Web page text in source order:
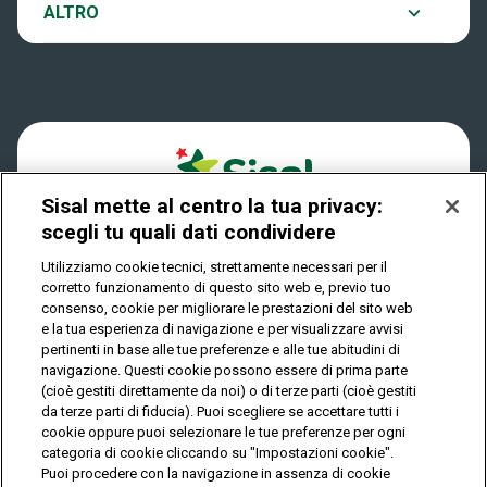
Play Your Date
Dove si gioca
Quanto si vince
Come riscuotere
ALTRO
Notifiche
Privacy
IL GIOCO È VIETATO AI MINORI E PUÒ CAUSARE
DIPENDENZA PATOLOGICA
© Copyright Sisal Italia S.p.A. - P.I. 02433760135
Privacy Cookies
Mappa
del
sito
Sisal mette al centro la tua privacy:
scegli tu quali dati condividere
Utilizziamo cookie tecnici, strettamente necessari per il
corretto funzionamento di questo sito web e, previo tuo
consenso, cookie per migliorare le prestazioni del sito web
e la tua esperienza di navigazione e per visualizzare avvisi
pertinenti in base alle tue preferenze e alle tue abitudini di
navigazione. Questi cookie possono essere di prima parte
(cioè gestiti direttamente da noi) o di terze parti (cioè gestiti
da terze parti di fiducia). Puoi scegliere se accettare tutti i
cookie oppure puoi selezionare le tue preferenze per ogni
categoria di cookie cliccando su "Impostazioni cookie".
Puoi procedere con la navigazione in assenza di cookie